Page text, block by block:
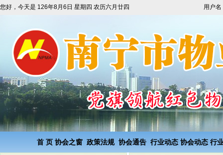
您好，今天是 126年8月6日 星期四 农历六月廿四 用户名
首 页 协会之窗 政策法规 协会通告 行业动态 协会动态 行